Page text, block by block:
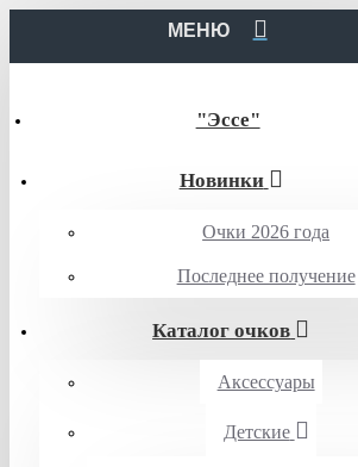
МЕНЮ
"Эссе"
Новинки
Очки 2026 года
Последнее получение
Каталог очков
Аксессуары
Детские